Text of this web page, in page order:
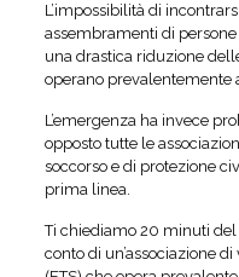
L’impossibilità di
assembramenti di
una drastica riduzione
operano prevalentemente
L’emergenza ha invece
opposto tutte le
soccorso e di protezione
prima linea.
Ti chiediamo 20 minuti
conto di un’associazione